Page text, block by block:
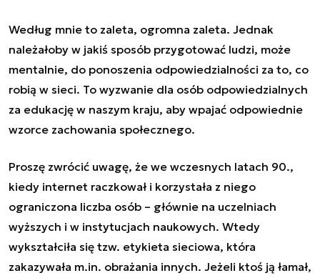
Według mnie to zaleta, ogromna zaleta. Jednak
należałoby w jakiś sposób przygotować ludzi, może
mentalnie, do ponoszenia odpowiedzialności za to, co
robią w sieci. To wyzwanie dla osób odpowiedzialnych
za edukację w naszym kraju, aby wpajać odpowiednie
wzorce zachowania społecznego.
Proszę zwrócić uwagę, że we wczesnych latach 90.,
kiedy internet raczkował i korzystała z niego
ograniczona liczba osób – głównie na uczelniach
wyższych i w instytucjach naukowych. Wtedy
wykształciła się tzw. etykieta sieciowa, która
zakazywała m.in. obrażania innych. Jeżeli ktoś ją łamał,